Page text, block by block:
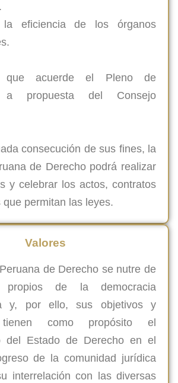
la eficiencia de los órganos
que acuerde el Pleno de
a propuesta del Consejo
consecución de sus fines, la
de Derecho podrá realizar
y celebrar los actos, contratos
permitan las leyes.
Valores
de Derecho se nutre de
propios de la democracia
y, por ello, sus objetivos y
tienen como propósito el
del Estado de Derecho en el
de la comunidad jurídica
interrelación con las diversas